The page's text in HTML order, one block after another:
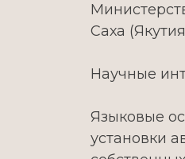
Саха
Научные
Языковые
установки